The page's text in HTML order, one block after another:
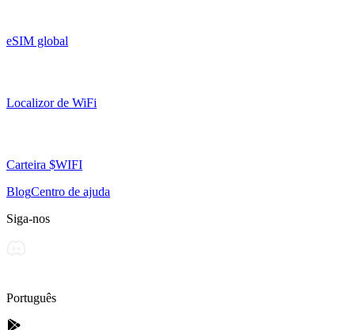
eSIM global
Localizor de WiFi
Carteira $WIFI
BlogCentro de ajuda
Siga-nos
Português